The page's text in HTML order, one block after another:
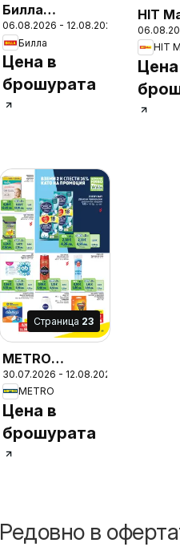
Билла
Седмична
брошура
06.08.2026 - 12.08.2026
Билла
Цена в
брошурата
HIT
HIT
Cтраница 23
METRO
брошура
30.07.2026 - 12.08.2026
METRO
Цена в
брошурата
Редовно в